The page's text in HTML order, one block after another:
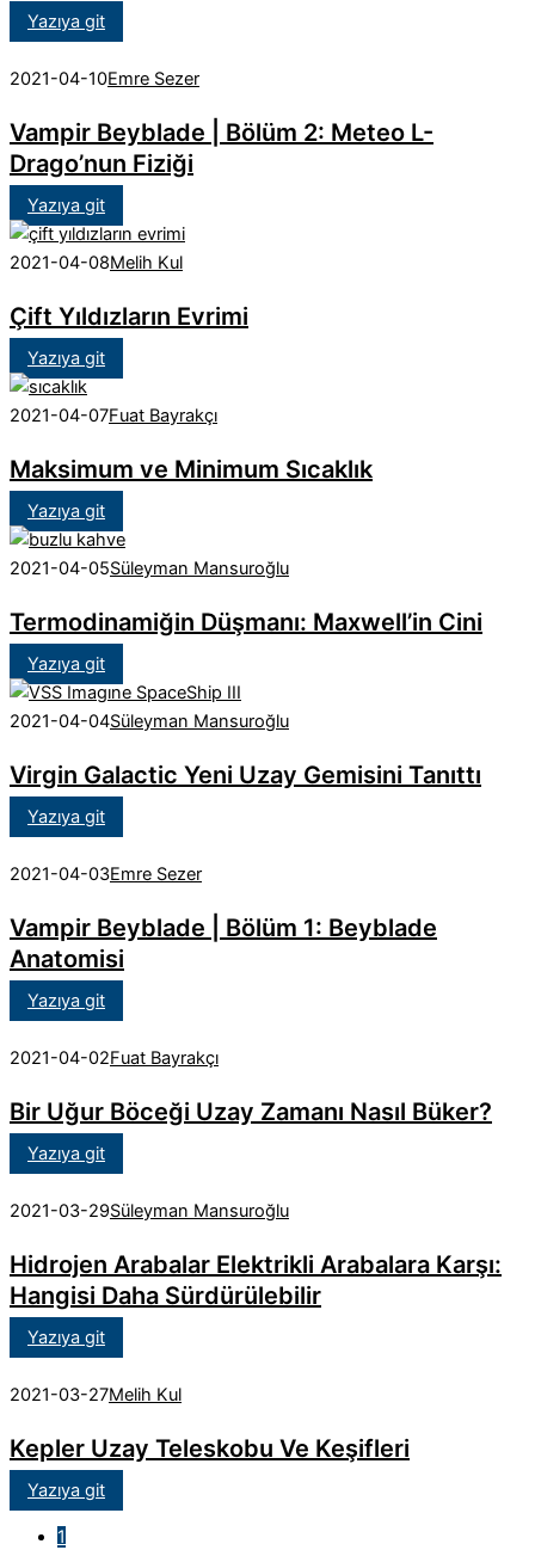
Yazıya git
2021-04-10Emre Sezer
Vampir Beyblade | Bölüm 2: Meteo L-
Drago’nun Fiziği
Yazıya git
2021-04-08Melih Kul
Çift Yıldızların Evrimi
Yazıya git
2021-04-07Fuat Bayrakçı
Maksimum ve Minimum Sıcaklık
Yazıya git
2021-04-05Süleyman Mansuroğlu
Termodinamiğin Düşmanı: Maxwell’in Cini
Yazıya git
2021-04-04Süleyman Mansuroğlu
Virgin Galactic Yeni Uzay Gemisini Tanıttı
Yazıya git
2021-04-03Emre Sezer
Vampir Beyblade | Bölüm 1: Beyblade
Anatomisi
Yazıya git
2021-04-02Fuat Bayrakçı
Bir Uğur Böceği Uzay Zamanı Nasıl Büker?
Yazıya git
2021-03-29Süleyman Mansuroğlu
Hidrojen Arabalar Elektrikli Arabalara Karşı:
Hangisi Daha Sürdürülebilir
Yazıya git
2021-03-27Melih Kul
Kepler Uzay Teleskobu Ve Keşifleri
Yazıya git
1